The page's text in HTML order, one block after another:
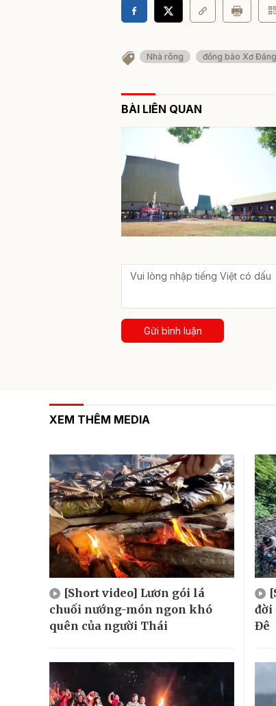
Nhà rông đồng bào Xơ Đăng
BÀI LIÊN QUAN
Gửi bình luận
XEM THÊM MEDIA
[Short video] Lươn gói lá
chuối nướng-món ngon khó
quên của người Thái
đời
Đê